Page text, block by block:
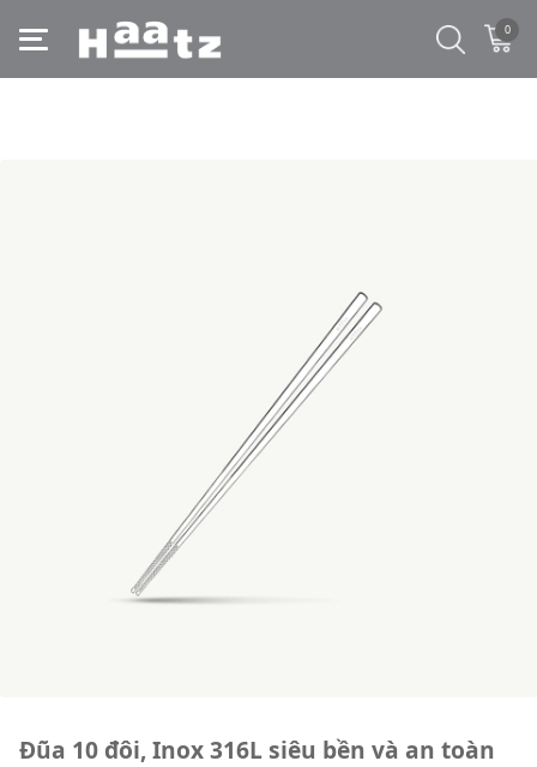
0
Đũa 10 đôi, Inox 316L siêu bền và an toàn